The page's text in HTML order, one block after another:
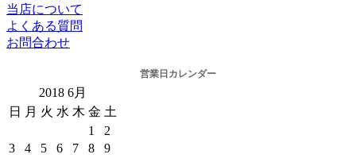
当店について
よくある質問
お問合わせ
営業日カレンダー
2018 6月
日
月 火 水 木 金 土
1
2
3
4 5 6 7 8
9